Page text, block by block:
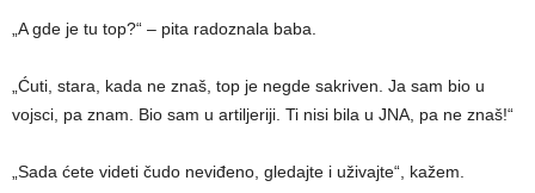
„A gde je tu top?“ – pita radoznala baba.
„Ćuti, stara, kada ne znaš, top je negde sakriven. Ja sam bio u
vojsci, pa znam. Bio sam u artilјeriji. Ti nisi bila u JNA, pa ne znaš!“
„Sada ćete videti čudo neviđeno, gledajte i uživajte“, kažem.